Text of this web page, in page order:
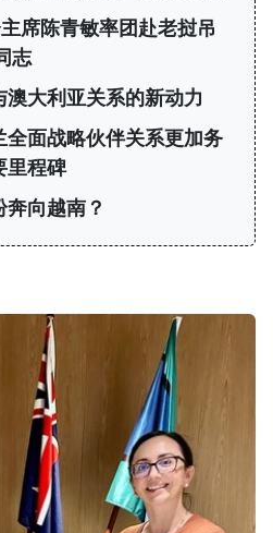
席陈青敏率团赴老挝吊
志
大利亚关系的新动力
全面战略伙伴关系更加务
里程碑
向越南？